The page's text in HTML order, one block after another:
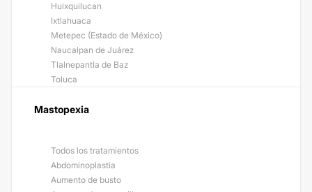
Huixquilucan
Ixtlahuaca
Metepec (Estado de México)
Naucalpan de Juárez
Tlalnepantla de Baz
Toluca
Mastopexia
Todos los tratamientos
Abdominoplastia
Aumento de busto